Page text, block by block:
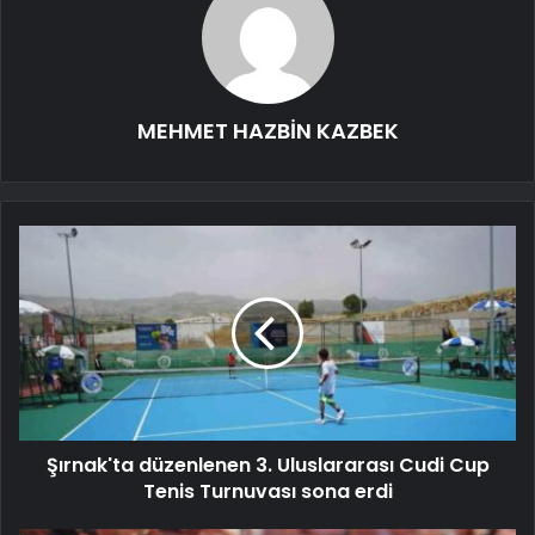
MEHMET HAZBİN KAZBEK
Şırnak'ta düzenlenen 3. Uluslararası Cudi Cup
Tenis Turnuvası sona erdi